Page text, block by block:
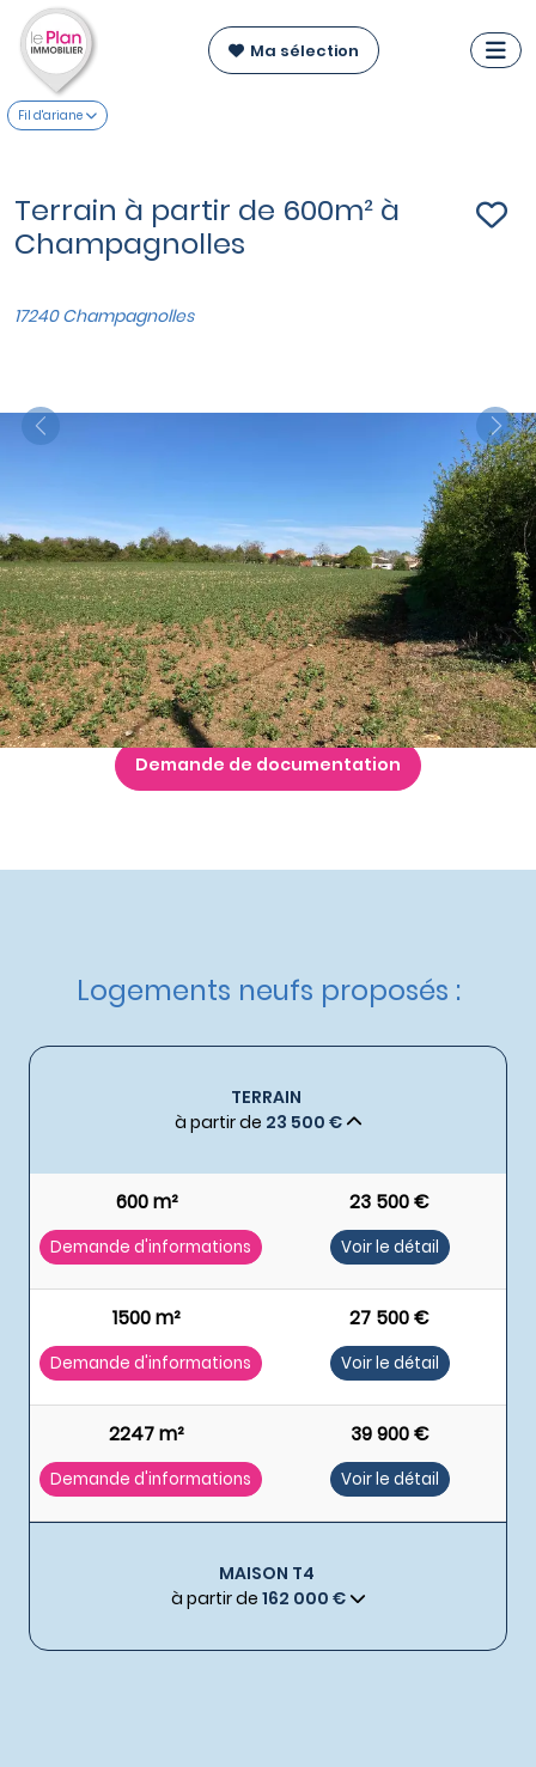
Ma sélection
Fil d'ariane
Terrain à partir de 600m² à
Champagnolles
17240 Champagnolles
Previous
Next
Maisons T4
à partir de162 000 €
Nos autres maisons neuvesà Champagnolles
Terrains
à partir de23 500 €
Livraison :Non communiquée
Etat d'avancement :NC
Demande de documentation
Logements neufs proposés :
TERRAIN
à partir de 23 500 €
600 m² 23 500 €
Demande d'informations Voir le détail
1500 m² 27 500 €
Demande d'informations Voir le détail
2247 m² 39 900 €
Demande d'informations Voir le détail
MAISON T4
à partir de 162 000 €